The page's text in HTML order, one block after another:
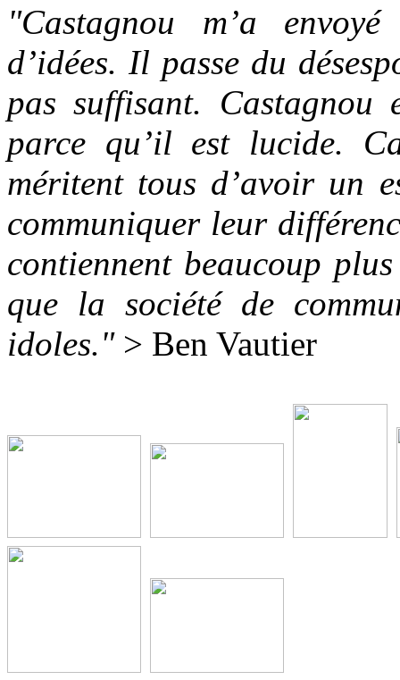
"Castagnou m’a
d’idées. Il passe du
pas suffisant.
parce qu’il est lucide.
méritent tous d’avoir un
communiquer leur
contiennent beaucoup
que la société de
idoles." > Ben Vautier